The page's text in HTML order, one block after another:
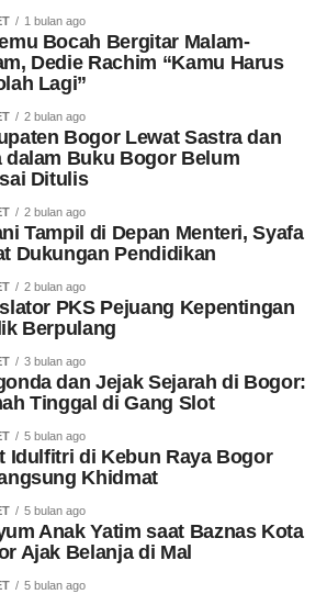
1 bulan ago
Bocah Bergitar Malam-
Dedie Rachim “Kamu Harus
Lagi”
2 bulan ago
Bogor Lewat Sastra dan
dalam Buku Bogor Belum
Ditulis
2 bulan ago
Tampil di Depan Menteri, Syafa
Dukungan Pendidikan
2 bulan ago
PKS Pejuang Kepentingan
Berpulang
3 bulan ago
dan Jejak Sejarah di Bogor:
Tinggal di Gang Slot
5 bulan ago
Idulfitri di Kebun Raya Bogor
Khidmat
5 bulan ago
Anak Yatim saat Baznas Kota
Ajak Belanja di Mal
5 bulan ago